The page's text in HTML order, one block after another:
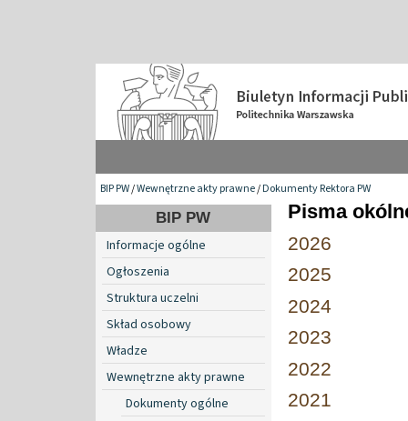
BIP PW/Wewnętrzne akty prawne/Dokumenty Rektora PW
BIP PW
Informacje ogólne
Ogłoszenia
Struktura uczelni
Skład osobowy
Władze
Wewnętrzne akty prawne
Dokumenty ogólne
Pisma
2026
2025
2024
2023
2022
2021